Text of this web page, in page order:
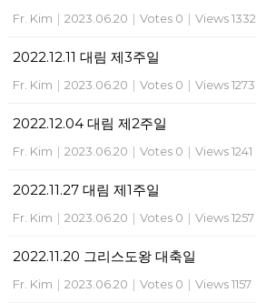
Fr. Kim | 2023.06.20 | Votes 0 | Views 1332
2022.12.11 대림 제3주일
Fr. Kim | 2023.06.20 | Votes 0 | Views 1273
2022.12.04 대림 제2주일
Fr. Kim | 2023.06.20 | Votes 0 | Views 1241
2022.11.27 대림 제1주일
Fr. Kim | 2023.06.20 | Votes 0 | Views 1257
2022.11.20 그리스도왕 대축일
Fr. Kim | 2023.06.20 | Votes 0 | Views 1157